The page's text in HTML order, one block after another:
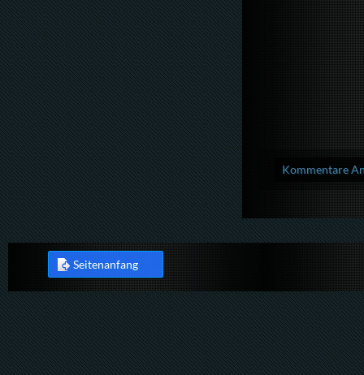
Kommentare
Seitenanfang